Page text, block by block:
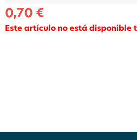
0,70 €
Este artículo no está disponible